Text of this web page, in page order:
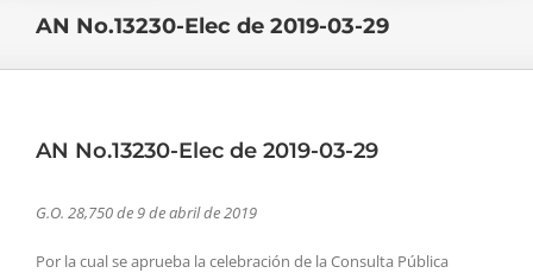
AN No.13230-Elec de 2019-03-29
AN No.13230-Elec de 2019-03-29
G.O. 28,750 de 9 de abril de 2019
Por la cual se aprueba la celebración de la Consulta Pública